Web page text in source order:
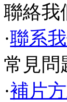
聯絡我
·聯系
常見問
·補片